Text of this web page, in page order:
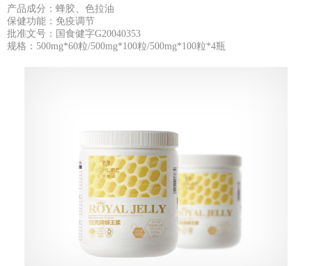
产品成分：蜂胶、色拉油
保健功能：免疫调节
批准文号：国食健字G20040353
规格：500mg*60粒/500mg*100粒/500mg*100粒*4瓶